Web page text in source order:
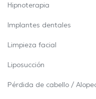
Hipnoterapia
Implantes dentales
Limpieza facial
Liposucción
Pérdida de cabello /